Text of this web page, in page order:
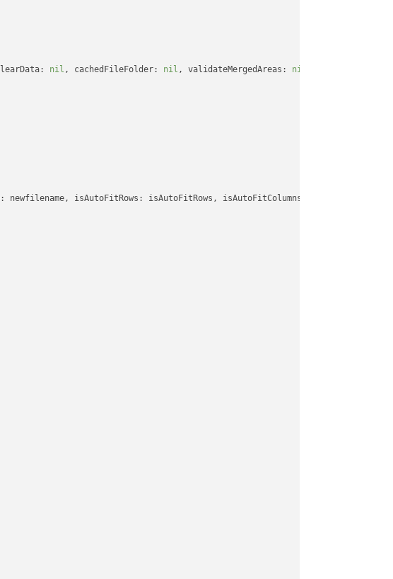
nil , cachedFileFolder: nil , validateMergedAreas: nil
newfilename, isAutoFitRows: isAutoFitRows, isAutoFitColumns: